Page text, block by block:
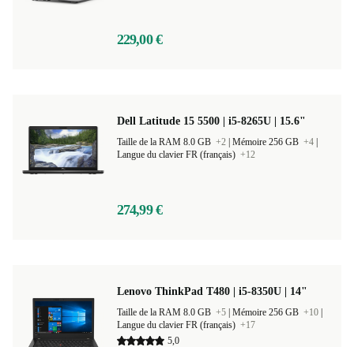
229,00 €
Dell Latitude 15 5500 | i5-8265U | 15.6"
Taille de la RAM 8.0 GB +2 Mémoire 256 GB +4
Langue du clavier FR (français) +12
274,99 €
Lenovo ThinkPad T480 | i5-8350U | 14"
Taille de la RAM 8.0 GB +5 Mémoire 256 GB +10
Langue du clavier FR (français) +17
5,0